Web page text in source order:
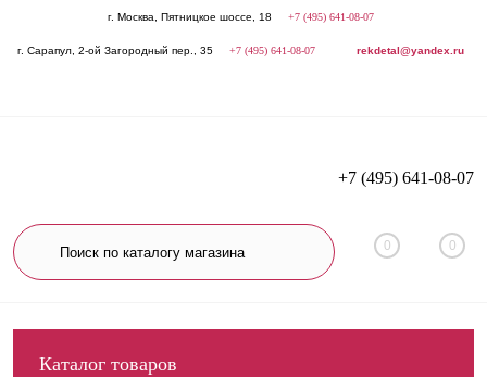
г. Москва, Пятницкое шоссе, 18 +7 (495) 641-08-07
г. Сарапул, 2-ой Загородный пер., 35 +7 (495) 641-08-07 rekdetal@yandex.ru
+7 (495) 641-08-07
0 0
Каталог товаров